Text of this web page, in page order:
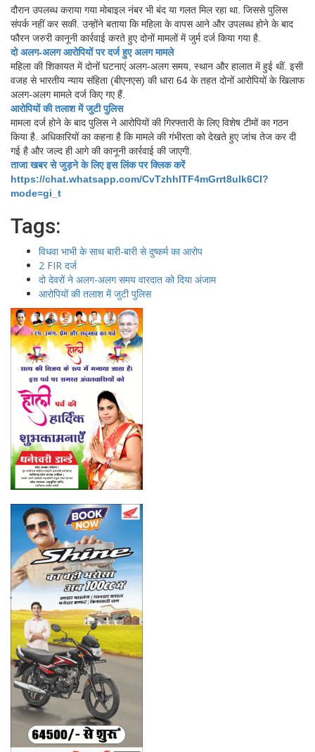
दौरान उपलब्ध कराया गया मोबाइल नंबर भी बंद या गलत मिल रहा था. जिससे पुलिस
संपर्क नहीं कर सकी. उन्होंने बताया कि महिला के वापस आने और उपलब्ध होने के बाद
फौरन जरुरी कानूनी कार्रवाई करते हुए दोनों मामलों में जुर्म दर्ज किया गया है.
दो अलग-अलग आरोपियों पर दर्ज हुए अलग मामले
महिला की शिकायत में दोनों घटनाएं अलग-अलग समय, स्थान और हालात में हुई थीं. इसी
वजह से भारतीय न्याय संहिता (बीएनएस) की धारा 64 के तहत दोनों आरोपियों के खिलाफ
अलग-अलग मामले दर्ज किए गए हैं.
आरोपियों की तलाश में जुटी पुलिस
मामला दर्ज होने के बाद पुलिस ने आरोपियों की गिरफ्तारी के लिए विशेष टीमों का गठन
किया है. अधिकारियों का कहना है कि मामले की गंभीरता को देखते हुए जांच तेज कर दी
गई है और जल्द ही आगे की कानूनी कार्रवाई की जाएगी.
ताजा खबर से जुड़ने के लिए इस लिंक पर क्लिक करें
https://chat.whatsapp.com/CvTzhhITF4mGrrt8ulk6CI?
mode=gi_t
Tags:
विधवा भाभी के साथ बारी-बारी से दुष्कर्म का आरोप
2 FIR दर्ज
दो देवरों ने अलग-अलग समय वारदात को दिया अंजाम
आरोपियों की तलाश में जुटी पुलिस